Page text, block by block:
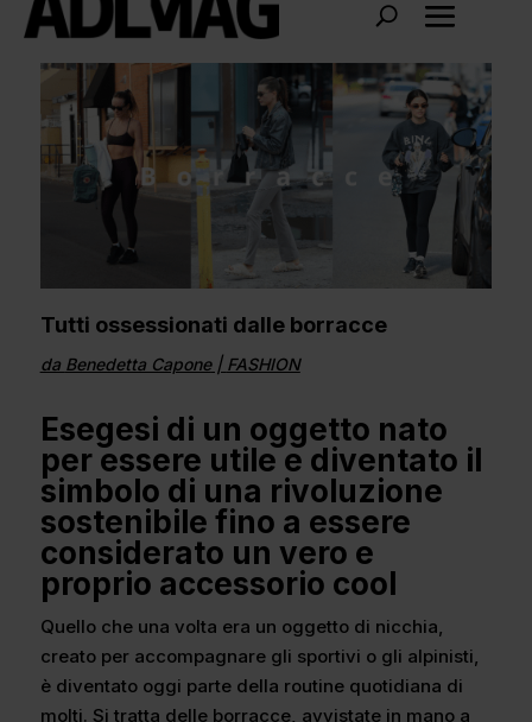
Tutti ossessionati dalle borracce
da Benedetta Capone| FASHION
Esegesi di un oggetto nato
per essere utile e diventato il
simbolo di una rivoluzione
sostenibile fino a essere
considerato un vero e
proprio accessorio cool
Quello che una volta era un oggetto di nicchia,
creato per accompagnare gli sportivi o gli alpinisti,
è diventato oggi parte della routine quotidiana di
molti. Si tratta delle borracce, avvistate in mano a